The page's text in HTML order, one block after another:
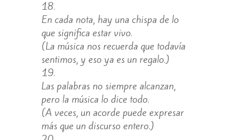
En cada nota, hay una chispa de lo
que significa estar vivo.
(La música nos recuerda que todavía
sentimos, y eso ya es un regalo.)
Las palabras no siempre alcanzan,
pero la música lo dice todo.
(A veces, un acorde puede expresar
más que un discurso entero.)